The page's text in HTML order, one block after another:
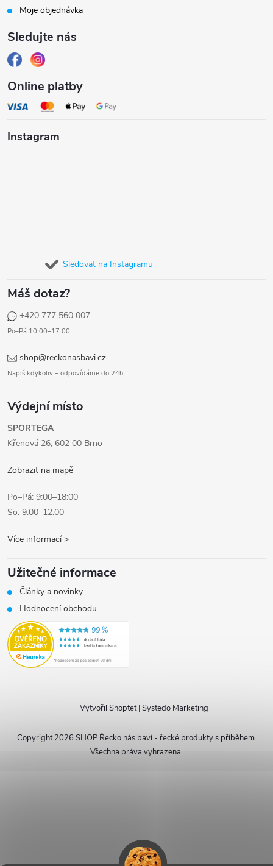
Moje objednávka
Sledujte nás
Online platby
Instagram
Sledovat na Instagramu
Máš dotaz?
+420 777 560 007
Po–Pá 10:00–17:00
shop@reckonasbavi.cz
Napiš kdykoliv – odpovídáme do 24h
Výdejní místo
SPORTEGA
Křenová 26, 602 00 Brno
Zobrazit na mapě
Po–Pá: 9:00–18:00
So: 9:00–12:00
Více informací >
Užitečné informace
Články a novinky
Hodnocení obchodu
Vytvořil Shoptet|Systedo Marketing
Copyright 2026 SHOP Řecko nás baví - řecké produkty s příběhem.
Všechna práva vyhrazena.